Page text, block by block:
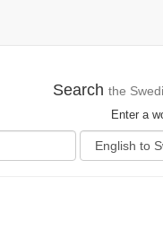
Search the
Enter a